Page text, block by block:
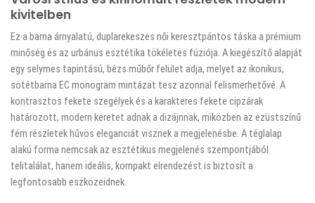
kivitelben
Ez a barna árnyalatú, duplarekeszes női keresztpántos táska a prémium
minőség és az urbánus esztétika tökéletes fúziója. A kiegészítő alapját
egy selymes tapintású, bézs műbőr felület adja, melyet az ikonikus,
sötétbarna EC monogram mintázat tesz azonnal felismerhetővé. A
kontrasztos fekete szegélyek és a karakteres fekete cipzárak
határozott, modern keretet adnak a dizájnnak, miközben az ezüstszínű
fém részletek hűvös eleganciát visznek a megjelenésbe. A téglalap
alakú forma nemcsak az esztétikus megjelenés szempontjából
telitalálat, hanem ideális, kompakt elrendezést is biztosít a
legfontosabb eszközeidnek.